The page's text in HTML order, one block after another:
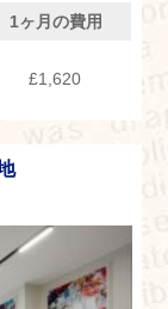
1ヶ月の費用
£1,620